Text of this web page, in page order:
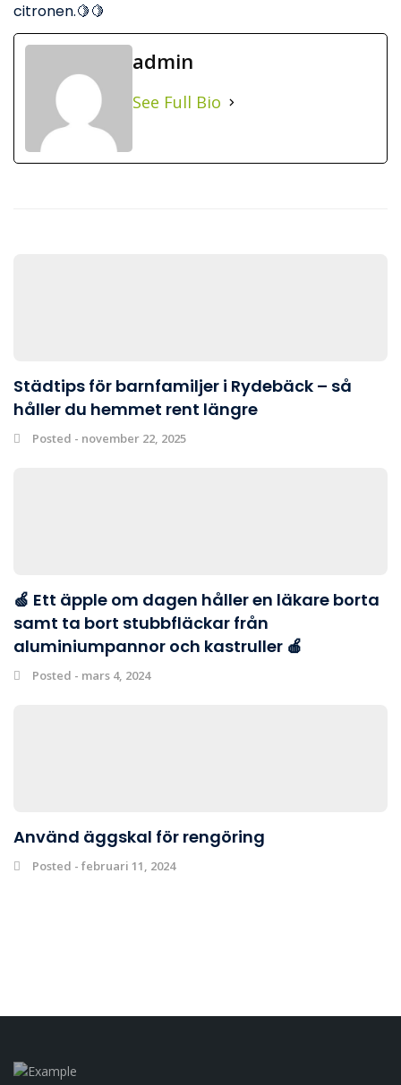
citronen.🍋🍋
admin
See Full Bio
Städtips för barnfamiljer i Rydebäck – så
håller du hemmet rent längre
Posted - november 22, 2025
🍏 Ett äpple om dagen håller en läkare borta
samt ta bort stubbfläckar från
aluminiumpannor och kastruller 🍎
Posted - mars 4, 2024
Använd äggskal för rengöring
Posted - februari 11, 2024